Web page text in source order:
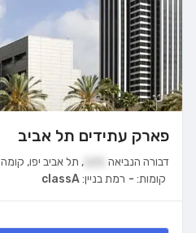
פארק עתידים תל אביב
דבורה הנביאה , תל אביב יפו, קומה
רמת בניין:classA קומות: -